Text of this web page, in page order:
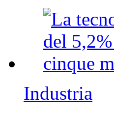
Industria